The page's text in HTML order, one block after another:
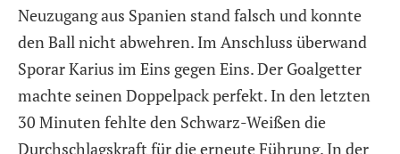
Neuzugang aus Spanien stand falsch und konnte
den Ball nicht abwehren. Im Anschluss überwand
Sporar Karius im Eins gegen Eins. Der Goalgetter
machte seinen Doppelpack perfekt. In den letzten
30 Minuten fehlte den Schwarz-Weißen die
Durchschlagskraft für die erneute Führung. In der